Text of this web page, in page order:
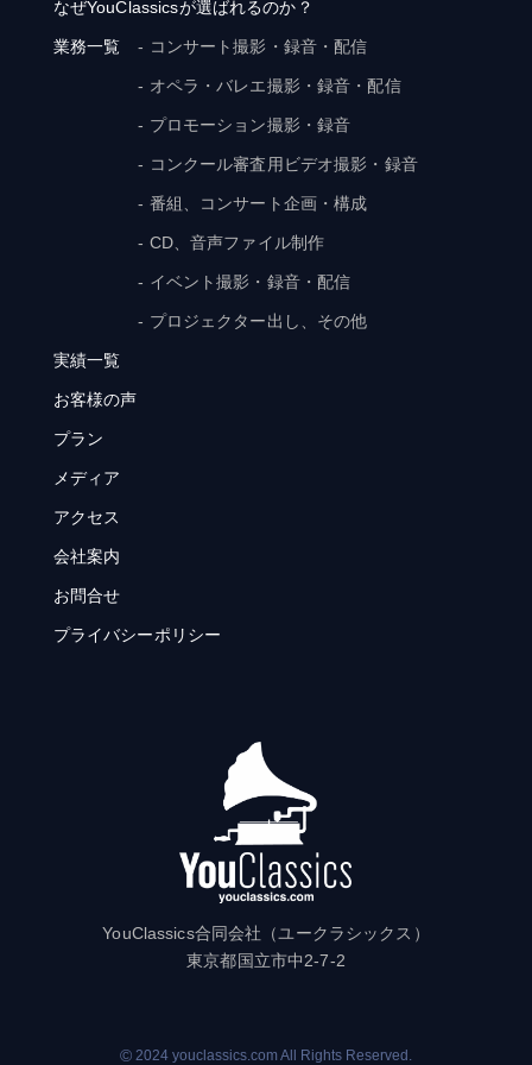
なぜYouClassicsが選ばれるのか？
業務一覧 - コンサート撮影・録音・配信
- オペラ・バレエ撮影・録音・配信
- プロモーション撮影・録音
- コンクール審査用ビデオ撮影・録音
- 番組、コンサート企画・構成
- CD、音声ファイル制作
- イベント撮影・録音・配信
- プロジェクター出し、その他
実績一覧
お客様の声
プラン
メディア
アクセス
会社案内
お問合せ
プライバシーポリシー
YouClassics合同会社（ユークラシックス）
東京都国立市中2-7-2
© 2024 youclassics.com All Rights Reserved.